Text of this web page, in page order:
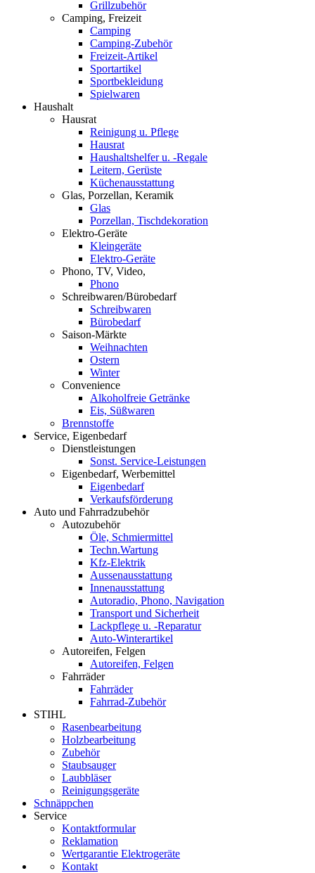
Grillzubehör
Camping, Freizeit
Camping
Camping-Zubehör
Freizeit-Artikel
Sportartikel
Sportbekleidung
Spielwaren
Haushalt
Hausrat
Reinigung u. Pflege
Hausrat
Haushaltshelfer u. -Regale
Leitern, Gerüste
Küchenausstattung
Glas, Porzellan, Keramik
Glas
Porzellan, Tischdekoration
Elektro-Geräte
Kleingeräte
Elektro-Geräte
Phono, TV, Video,
Phono
Schreibwaren/Bürobedarf
Schreibwaren
Bürobedarf
Saison-Märkte
Weihnachten
Ostern
Winter
Convenience
Alkoholfreie Getränke
Eis, Süßwaren
Brennstoffe
Service, Eigenbedarf
Dienstleistungen
Sonst. Service-Leistungen
Eigenbedarf, Werbemittel
Eigenbedarf
Verkaufsförderung
Auto und Fahrradzubehör
Autozubehör
Öle, Schmiermittel
Techn.Wartung
Kfz-Elektrik
Aussenausstattung
Innenausstattung
Autoradio, Phono, Navigation
Transport und Sicherheit
Lackpflege u. -Reparatur
Auto-Winterartikel
Autoreifen, Felgen
Autoreifen, Felgen
Fahrräder
Fahrräder
Fahrrad-Zubehör
STIHL
Rasenbearbeitung
Holzbearbeitung
Zubehör
Staubsauger
Laubbläser
Reinigungsgeräte
Schnäppchen
Service
Kontaktformular
Reklamation
Wertgarantie Elektrogeräte
Kontakt